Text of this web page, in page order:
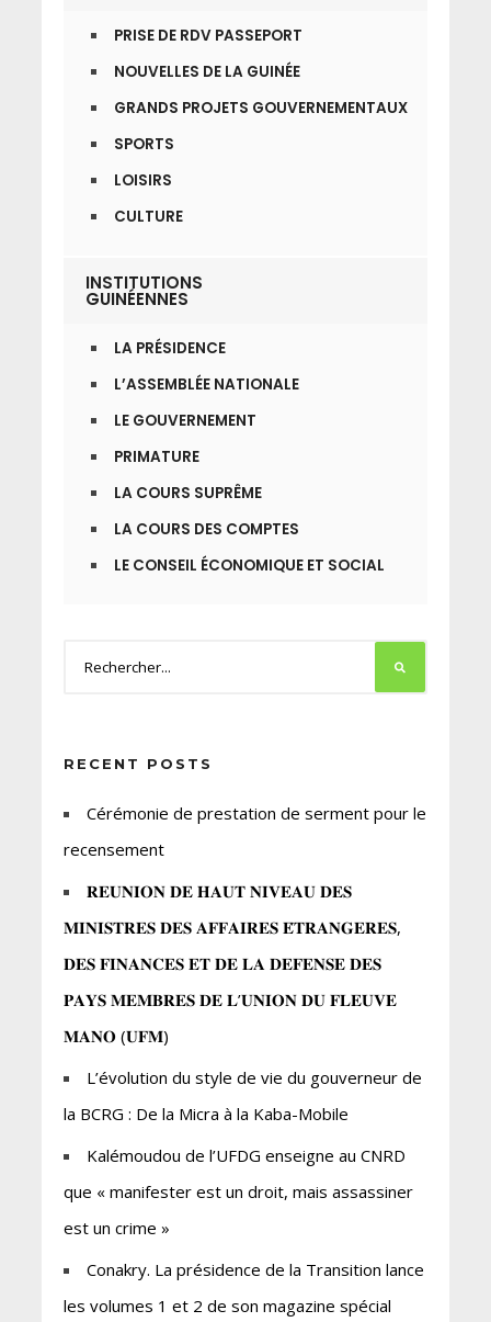
PRISE DE RDV PASSEPORT
NOUVELLES DE LA GUINÉE
GRANDS PROJETS GOUVERNEMENTAUX
SPORTS
LOISIRS
CULTURE
INSTITUTIONS
GUINÉENNES
LA PRÉSIDENCE
L’ASSEMBLÉE NATIONALE
LE GOUVERNEMENT
PRIMATURE
LA COURS SUPRÊME
LA COURS DES COMPTES
LE CONSEIL ÉCONOMIQUE ET SOCIAL
RECENT POSTS
Cérémonie de prestation de serment pour le
recensement
𝐑𝐄𝐔𝐍𝐈𝐎𝐍 𝐃𝐄 𝐇𝐀𝐔𝐓 𝐍𝐈𝐕𝐄𝐀𝐔 𝐃𝐄𝐒
𝐌𝐈𝐍𝐈𝐒𝐓𝐑𝐄𝐒 𝐃𝐄𝐒 𝐀𝐅𝐅𝐀𝐈𝐑𝐄𝐒 𝐄́𝐓𝐑𝐀𝐍𝐆𝐄𝐑𝐄𝐒,
𝐃𝐄𝐒 𝐅𝐈𝐍𝐀𝐍𝐂𝐄𝐒 𝐄𝐓 𝐃𝐄 𝐋𝐀 𝐃𝐄𝐅𝐄𝐍𝐒𝐄 𝐃𝐄𝐒
𝐏𝐀𝐘𝐒 𝐌𝐄𝐌𝐁𝐑𝐄𝐒 𝐃𝐄 𝐋’𝐔𝐍𝐈𝐎𝐍 𝐃𝐔 𝐅𝐋𝐄𝐔𝐕𝐄
𝐌𝐀𝐍𝐎 (𝐔𝐅𝐌)
L’évolution du style de vie du gouverneur de
la BCRG : De la Micra à la Kaba-Mobile
Kalémoudou de l’UFDG enseigne au CNRD
que « manifester est un droit, mais assassiner
est un crime »
Conakry. La présidence de la Transition lance
les volumes 1 et 2 de son magazine spécial